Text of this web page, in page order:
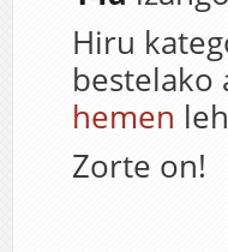
Hiru
bestelako
hemen
Zorte on!